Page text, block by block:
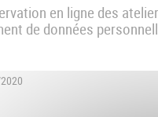
en ligne des
de données